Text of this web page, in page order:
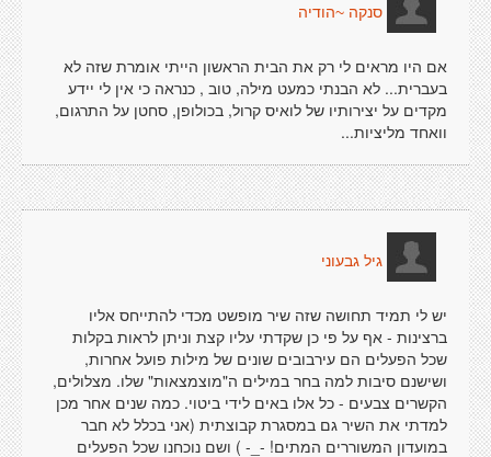
סנקה ~הודיה
אם היו מראים לי רק את הבית הראשון הייתי אומרת שזה לא
בעברית... לא הבנתי כמעט מילה, טוב , כנראה כי אין לי יידע
מקדים על יצירותיו של לואיס קרול, בכולופן, סחטן על התרגום,
וואחד מליציות...
גיל גבעוני
יש לי תמיד תחושה שזה שיר מופשט מכדי להתייחס אליו
ברצינות - אף על פי כן שקדתי עליו קצת וניתן לראות בקלות
שכל הפעלים הם עירבובים שונים של מילות פועל אחרות,
ושישנם סיבות למה בחר במילים ה"מוצמצאות" שלו. מצלולים,
הקשרים צבעים - כל אלו באים לידי ביטוי. כמה שנים אחר מכן
למדתי את השיר גם במסגרת קבוצתית (אני בכלל לא חבר
במועדון המשוררים המתים! -_- ) ושם נוכחנו שכל הפעלים